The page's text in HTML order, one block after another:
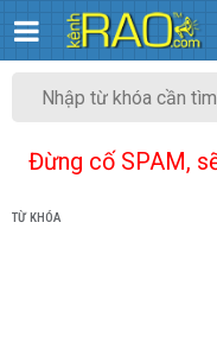
Đừng cố SPAM,
TỪ KHÓA